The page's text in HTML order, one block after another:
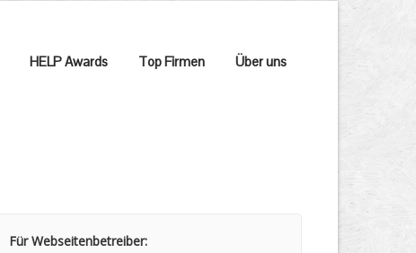
HELP Awards Top Firmen Über uns
Für Webseitenbetreiber: